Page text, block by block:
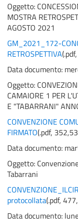
Oggetto:
MOSTRA
AGOSTO 2021
GM_2021_172-
RETROSPETTIVA(.pdf,
Data documento:
Oggetto:
CAMAIORE 1 PER
E "TABARRANI"
CONVENZIONE
FIRMATO(.pdf,
Data documento:
Oggetto:
Tabarrani
protocollata(.pdf,
Data documento: